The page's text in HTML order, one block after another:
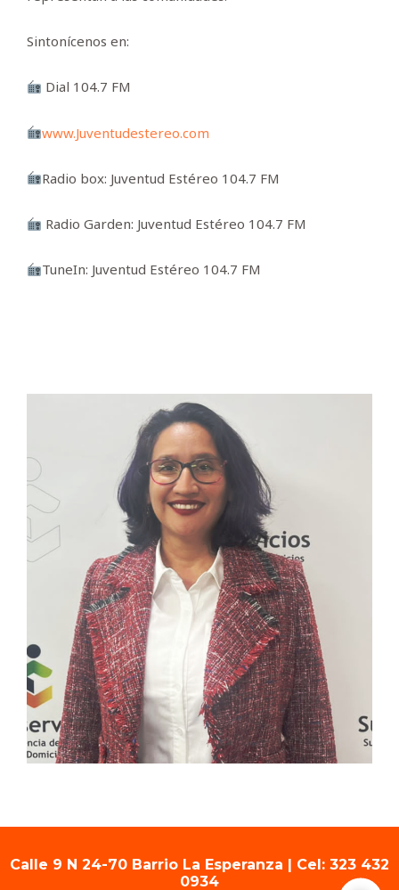
Sintonícenos en:
Dial 104.7 FM
www.Juventudestereo.com
Radio box: Juventud Estéreo 104.7 FM
Radio Garden: Juventud Estéreo 104.7 FM
TuneIn: Juventud Estéreo 104.7 FM
Calle 9 N 24-70 Barrio La Esperanza | Cel: 323 432
0934